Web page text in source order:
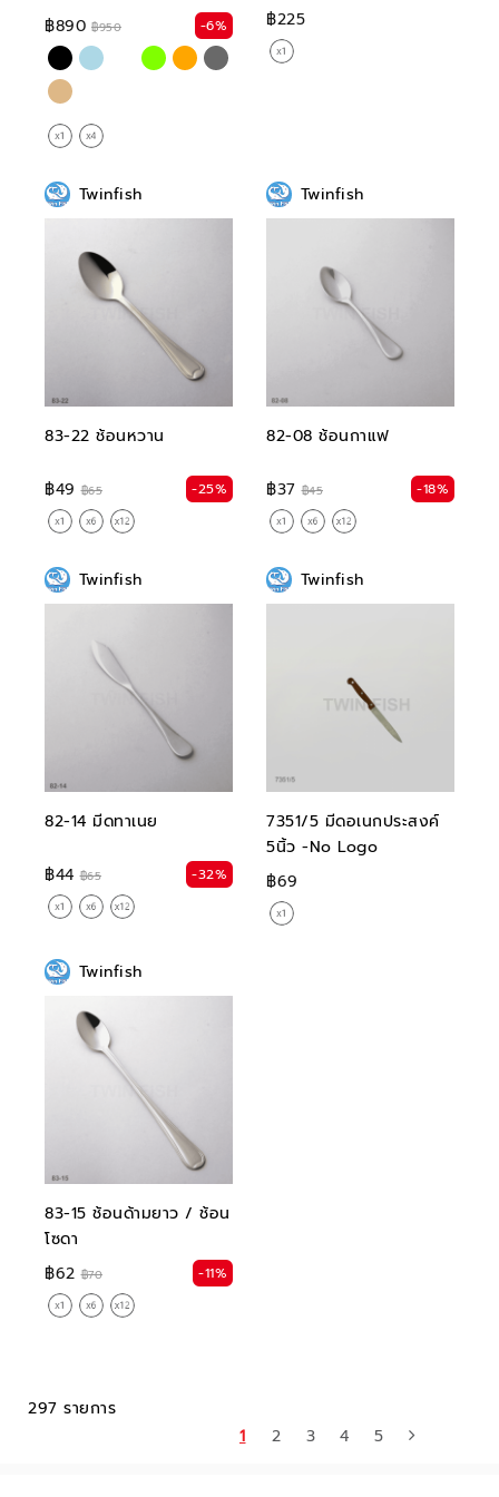
฿890 ฿950 -6% ฿225
Twinfish
83-22 ช้อนหวาน
฿49 ฿65 -25%
Twinfish
82-08 ช้อนกาแฟ
฿37 ฿45 -18%
Twinfish
82-14 มีดทาเนย
฿44 ฿65 -32%
Twinfish
7351/5 มีดอเนกประสงค์
5นิ้ว -No Logo
฿69
Twinfish
83-15 ช้อนด้ามยาว / ช้อน
โซดา
฿62 ฿70 -11%
297 รายการ
1
2 3 4 5